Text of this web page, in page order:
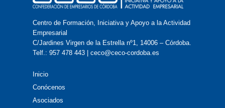
Centro de Formación, Iniciativa y Apoyo a la Actividad
Empresarial
C/Jardines Virgen de la Estrella nº1, 14006 – Córdoba.
Telf.: 957 478 443 | ceco@ceco-cordoba.es
Inicio
Conócenos
Asociados